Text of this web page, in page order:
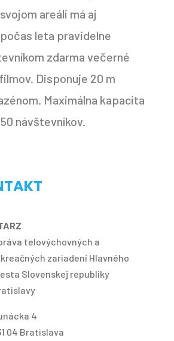
areáli má aj
leta pravidelne
zdarma večerné
Disponuje 20 m
Maximálna kapacita
návštevníkov.
telovýchovných a
zariadení Hlavného
Slovenskej republiky
4
04 Bratislava